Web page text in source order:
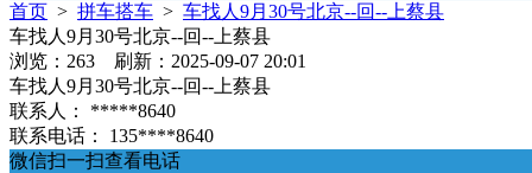
首页 > 拼车搭车 > 车找人9月30号北京--回--上蔡县
车找人9月30号北京--回--上蔡县
浏览：263 刷新：2025-09-07 20:01
车找人9月30号北京--回--上蔡县
联系人：
*****8640
联系电话：
135****8640
微信扫一扫查看电话